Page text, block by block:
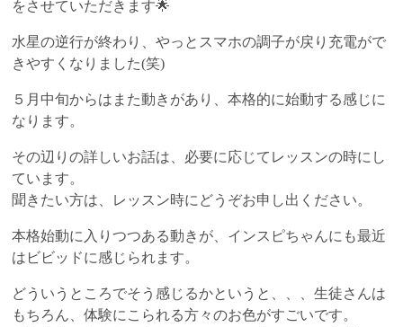
をさせていただきます🌟
水星の逆行が終わり、やっとスマホの調子が戻り充電がで
きやすくなりました(笑)
５月中旬からはまた動きがあり、本格的に始動する感じに
なります。
その辺りの詳しいお話は、必要に応じてレッスンの時にし
ています。
聞きたい方は、レッスン時にどうぞお申し出ください。
本格始動に入りつつある動きが、インスピちゃんにも最近
はビビッドに感じられます。
どういうところでそう感じるかというと、、、生徒さんは
もちろん、体験にこられる方々のお色がすごいです。